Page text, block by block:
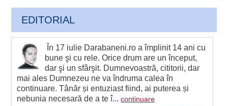
EDITORIAL
În 17 iulie Darabaneni.ro a împlinit 14 ani cu
bune şi cu rele. Orice drum are un început,
dar şi un sfârşit. Dumnevoastră, cititorii, dar
mai ales Dumnezeu ne va îndruma calea în
continuare. Tânăr și entuziast fiind, ai puterea și
nebunia necesară de a te î...continuare